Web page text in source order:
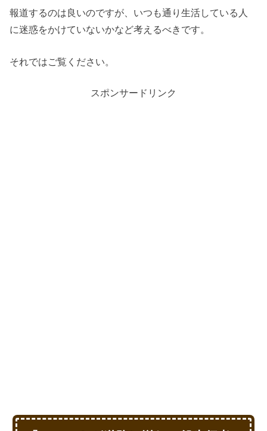
報道するのは良いのですが、いつも通り生活している人
に迷惑をかけていないかなど考えるべきです。
それではご覧ください。
スポンサードリンク